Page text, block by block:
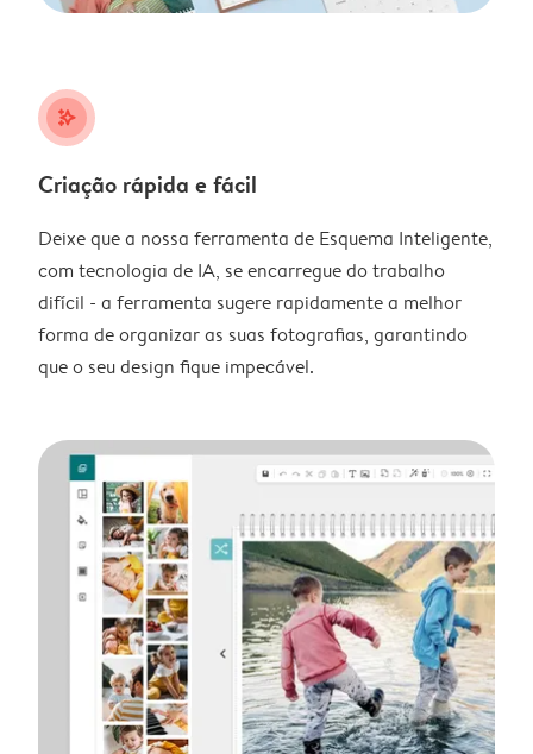
stars_plus
Criação rápida e fácil
Deixe que a nossa ferramenta de Esquema Inteligente,
com tecnologia de IA, se encarregue do trabalho
difícil - a ferramenta sugere rapidamente a melhor
forma de organizar as suas fotografias, garantindo
que o seu design fique impecável.